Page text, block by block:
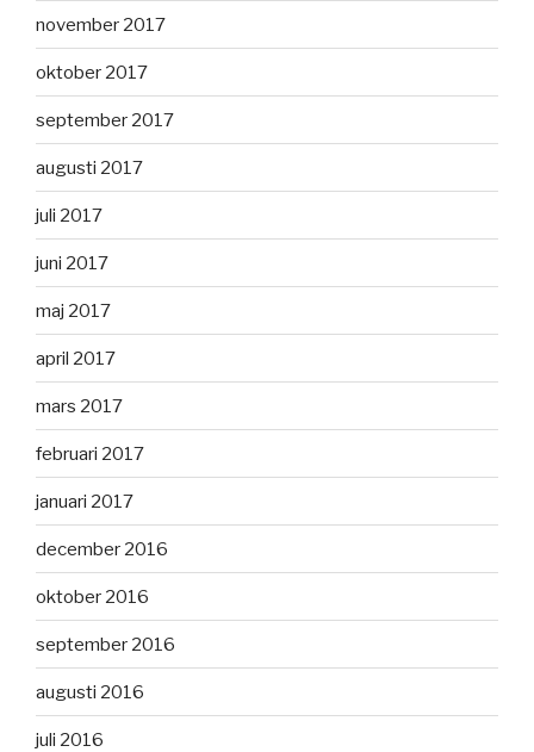
november 2017
oktober 2017
september 2017
augusti 2017
juli 2017
juni 2017
maj 2017
april 2017
mars 2017
februari 2017
januari 2017
december 2016
oktober 2016
september 2016
augusti 2016
juli 2016